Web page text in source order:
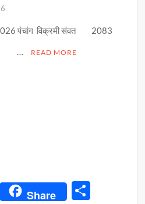
पंचांग विक्रमी संवत 2083
…
READ MORE
C
Share